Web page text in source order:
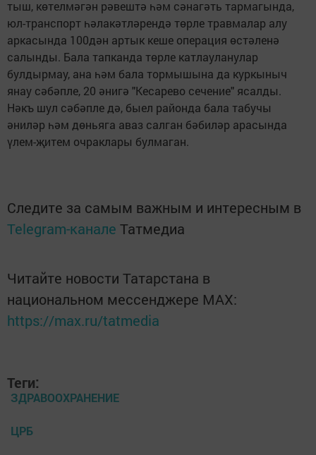
тыш, көтелмәгән рәвештә һәм сәнагәть тармагында,
юл-транспорт һәлакәтләрендә төрле травмалар алу
аркасында 100дән артык кеше операция өстәленә
салынды. Бала тапканда төрле катлауланулар
булдырмау, ана һәм бала тормышына да куркыныч
янау сәбәпле, 20 әнигә "Кесарево сечение" ясалды.
Нәкъ шул сәбәпле дә, быел районда бала табучы
әниләр һәм дөньяга аваз салган бәбиләр арасында
үлем-җитем очраклары булмаган.
Следите за самым важным и интересным в
Telegram-канале Татмедиа
Читайте новости Татарстана в
национальном мессенджере MАХ:
https://max.ru/tatmedia
Теги:
ЗДРАВООХРАНЕНИЕ
ЦРБ